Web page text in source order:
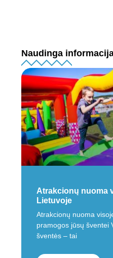
Naudinga
Atrakcionų nuoma
Lietuvoje
Atrakcionų nuoma
pramogos jūsų šventei
šventės – tai